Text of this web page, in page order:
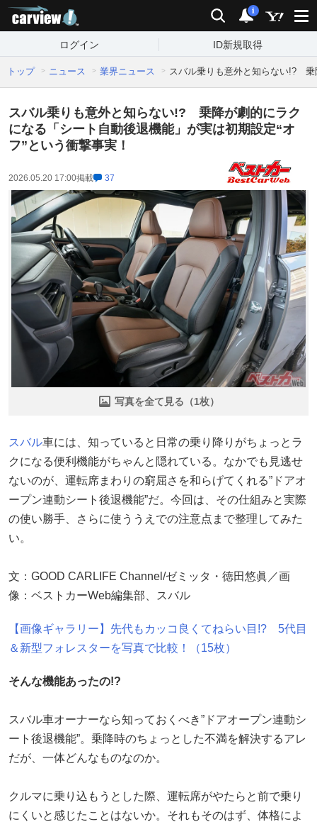
検索 通知
i
ログイン ID新規取得
トップ ニュース 業界ニュース スバル乗りも意外と知らない!? 乗
スバル乗りも意外と知らない!? 乗降が劇的にラク
になる「シート自動後退機能」が実は初期設定“オ
フ”という衝撃事実！
2026.05.20 17:00掲載 37
写真を全て見る（1枚）
スバル車には、知っていると日常の乗り降りがちょっとラ
クになる便利機能がちゃんと隠れている。なかでも見逃せ
ないのが、運転席まわりの窮屈さを和らげてくれる”ドアオ
ープン連動シート後退機能”だ。今回は、その仕組みと実際
の使い勝手、さらに使ううえでの注意点まで整理してみた
い。
文：GOOD CARLIFE Channel/ゼミッタ・徳田悠眞／画
像：ベストカーWeb編集部、スバル
【画像ギャラリー】先代もカッコ良くてねらい目!? 5代目
＆新型フォレスターを写真で比較！（15枚）
そんな機能あったの!?
スバル車オーナーなら知っておくべき”ドアオープン連動シ
ート後退機能”。乗降時のちょっとした不満を解決するアレ
だが、一体どんなものなのか。
クルマに乗り込もうとした際、運転席がやたらと前で乗り
にくいと感じたことはないか。それもそのはず、体格によ